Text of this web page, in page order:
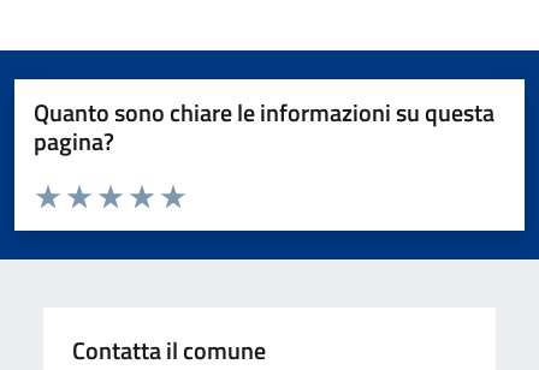
Quanto sono chiare le informazioni su questa
pagina?
Valuta da 1 a 5 stelle la pagina
Valuta 5 stelle su 5
Valuta 4 stelle su 5
Valuta 3 stelle su 5
Valuta 2 stelle su 5
Valuta 1 stelle su 5
Contatta il comune